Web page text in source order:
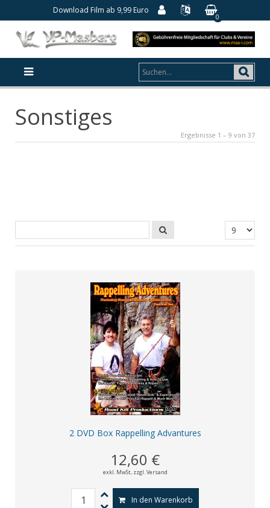
Download Film ab 9,99 Euro
0
Sonstiges
Ergebnisse 1 – 9 von 37
2 DVD Box Rappelling Advantures
12,60 €
exkl. MwSt, zzgl. Versand
In den Warenkorb